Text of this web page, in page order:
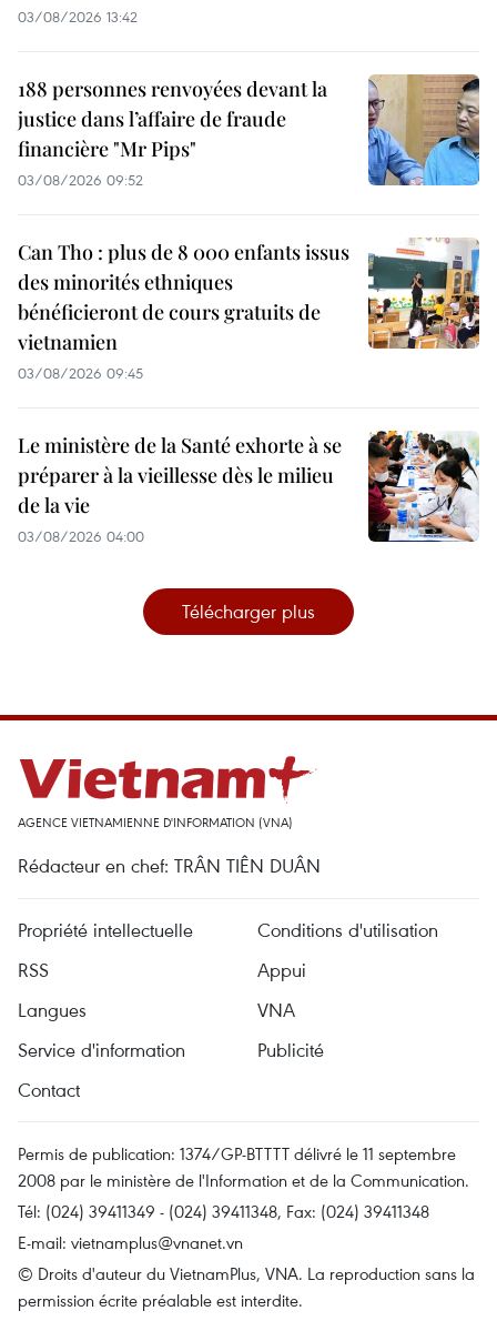
03/08/2026 13:42
188 personnes renvoyées devant la
justice dans l’affaire de fraude
financière "Mr Pips"
03/08/2026 09:52
Can Tho : plus de 8 000 enfants issus
des minorités ethniques
bénéficieront de cours gratuits de
vietnamien
03/08/2026 09:45
Le ministère de la Santé exhorte à se
préparer à la vieillesse dès le milieu
de la vie
03/08/2026 04:00
Télécharger plus
AGENCE VIETNAMIENNE D'INFORMATION (VNA)
Rédacteur en chef: TRÂN TIÊN DUÂN
Propriété intellectuelle
Conditions d'utilisation
RSS
Appui
Langues
VNA
Service d'information
Publicité
Contact
Permis de publication: 1374/GP-BTTTT délivré le 11 septembre
2008 par le ministère de l'Information et de la Communication.
Tél: (024) 39411349 - (024) 39411348, Fax: (024) 39411348
E-mail: vietnamplus@vnanet.vn
© Droits d'auteur du VietnamPlus, VNA. La reproduction sans la
permission écrite préalable est interdite.